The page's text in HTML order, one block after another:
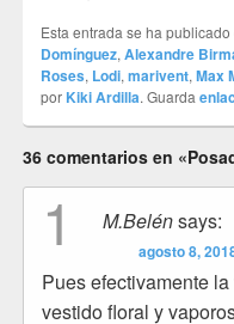
Esta entrada se ha
Domínguez,Alexandre
Roses, Lodi,marivent,Max
por Kiki Ardilla. Guarda
36 comentarios en
1 M.Belénsays:
agosto 8,
Pues efectivamente
vestido floral y